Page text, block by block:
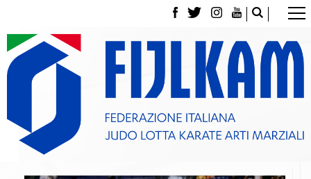
La Federazione
Tesseramento
Contatti
Norme e modulistica Affiliazioni e Tesseramenti
Classifica Società Sportive con più di 100 atleti
tesserati
Gare e Risultati